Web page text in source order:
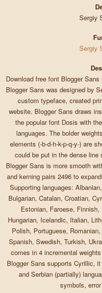
Sergiy
Sergiy
Download free font Blogger
Blogger Sans was designed by
custom typeface, created
website. Blogger Sans draws
the popular font Dosis with
languages. The bolder
elements (-b-d-h-k-p-q-y-) are
could be put in the dense
Blogger Sans is more smooth
and kerning pairs 2496 to
Supporting languages:
Bulgarian, Catalan, Croatian,
Estonian, Faroese,
Hungarian, Icelandic, Italian,
Polish, Portuguese,
Spanish, Swedish, Turkish,
comes in 4 incremental
Blogger Sans supports Cyrillic,
and Serbian (partially)
symbols,